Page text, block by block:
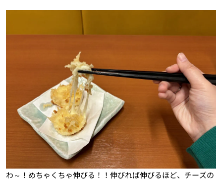
わ～！めちゃくちゃ伸びる！！伸びれば伸びるほど、チーズの